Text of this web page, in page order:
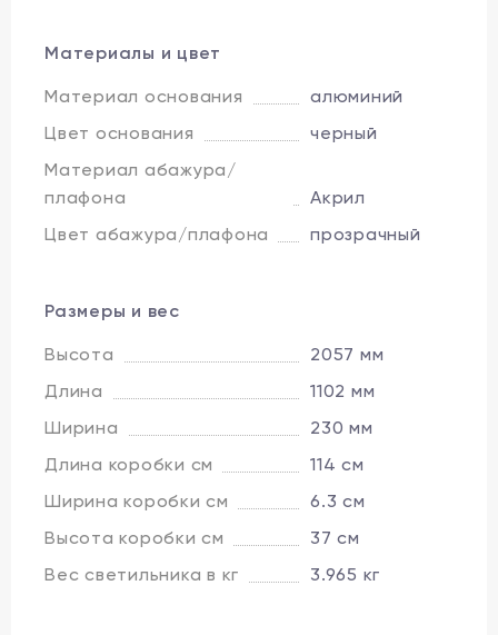
Материалы и цвет
Материал основания
алюминий
Цвет основания
черный
Материал абажура/
плафона
Акрил
Цвет абажура/плафона
прозрачный
Размеры и вес
Высота
2057 мм
Длина
1102 мм
Ширина
230 мм
Длина коробки см
114 см
Ширина коробки см
6.3 см
Высота коробки см
37 см
Вес светильника в кг
3.965 кг